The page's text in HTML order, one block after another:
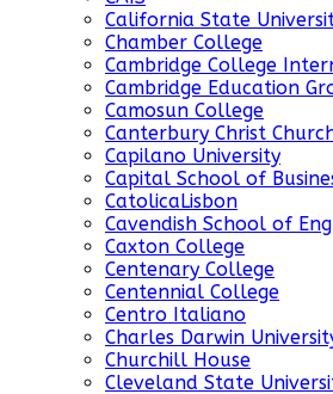
California State
Chamber College
Cambridge College
Cambridge Education
Camosun College
Canterbury Christ
Capilano University
Capital School of
CatolicaLisbon
Cavendish School of
Caxton College
Centenary College
Centennial College
Centro Italiano
Charles Darwin
Churchill House
Cleveland State